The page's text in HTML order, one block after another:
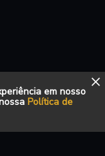
em nosso
Política de